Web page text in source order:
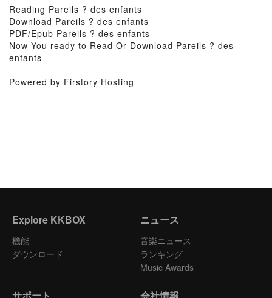
Reading Pareils ? des enfants
Download Pareils ? des enfants
PDF/Epub Pareils ? des enfants
Now You ready to Read Or Download Pareils ? des
enfants
Powered by Firstory Hosting
Explore KKBOX
機能
ダウンロード
ニュース
音楽ニュース
ランキング
Music Awards